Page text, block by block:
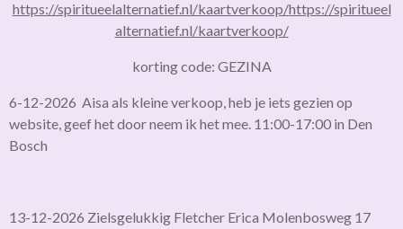
https://spiritueelalternatief.nl/kaartverkoop/https://spiritueel
alternatief.nl/kaartverkoop/
korting code: GEZINA
6-12-2026 Aisa als kleine verkoop, heb je iets gezien op
website, geef het door neem ik het mee. 11:00-17:00 in Den
Bosch
13-12-2026 Zielsgelukkig Fletcher Erica Molenbosweg 17